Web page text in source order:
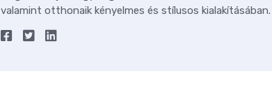
valamint otthonaik kényelmes és stílusos kialakításában.